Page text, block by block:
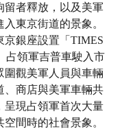
留者釋放，以及美軍
東京街道的景象。
京銀座設置「TIMES
占領軍吉普車駛入市
圍觀美軍人員與車輛
、商店與美軍車輛共
呈現占領軍首次大量
間時的社會景象。